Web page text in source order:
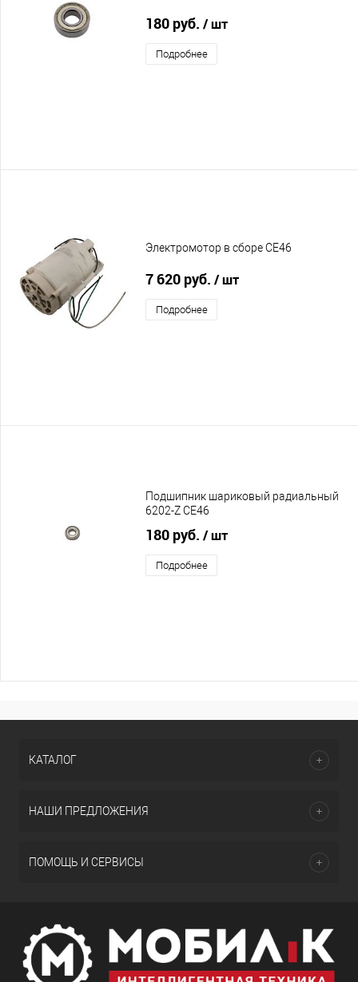
180 руб. / шт
Подробнее
Электромотор в сборе CE46
7 620 руб. / шт
Подробнее
Подшипник шариковый радиальный
6202-Z CE46
180 руб. / шт
Подробнее
КАТАЛОГ
НАШИ ПРЕДЛОЖЕНИЯ
ПОМОЩЬ И СЕРВИСЫ